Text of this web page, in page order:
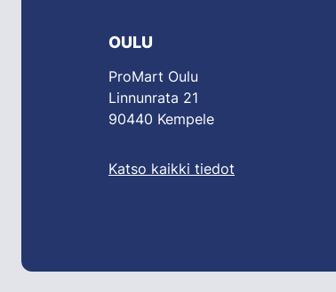
OULU
ProMart Oulu
Linnunrata 21
90440 Kempele
Katso kaikki tiedot